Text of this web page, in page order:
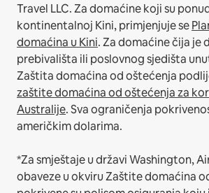
Travel LLC.Za domaćine koji su
kontinentalnoj Kini, primjenjuje se
domaćina u Kini.Za domaćine čija je
prebivališta ili poslovnog sjedišta
Zaštita domaćina od oštećenja
zaštite domaćina od oštećenja za
Australije. Sva ograničenja
američkim dolarima.
*Za smještaje u državi Washington,
obaveze u okviru Zaštite domaćina